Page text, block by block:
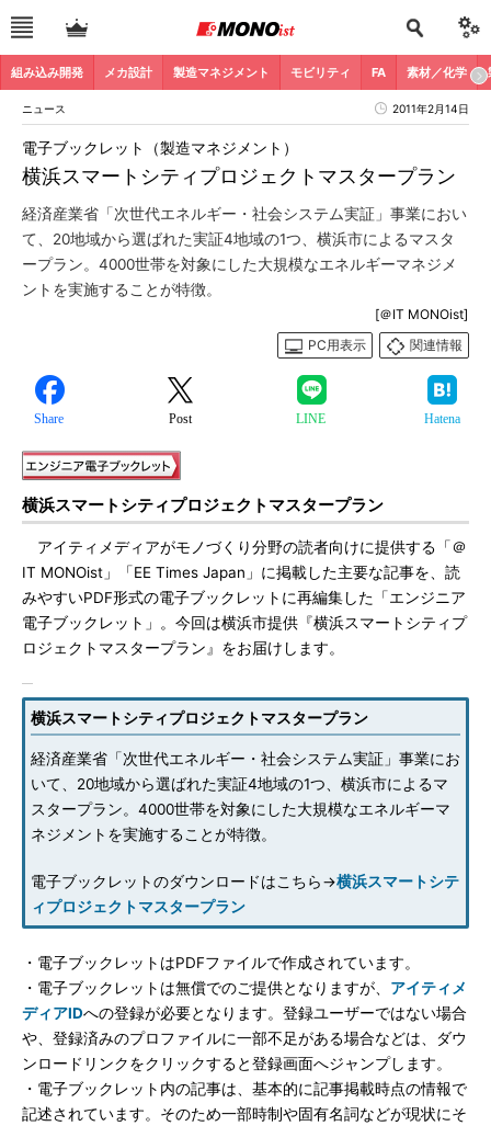
組み込み開発 メカ設計 製造マネジメント モビリティ FA 素材／化学
ニュース 2011年2月14日
横浜スマートシティプロジェクトマスタープラン
電子ブックレット（製造マネジメント）
経済産業省「次世代エネルギー・社会システム実証」事業におい
て、20地域から選ばれた実証4地域の1つ、横浜市によるマスタ
ープラン。4000世帯を対象にした大規模なエネルギーマネジメ
ントを実施することが特徴。
[＠IT MONOist]
PC用表示
関連情報
Share Post LINE Hatena
横浜スマートシティプロジェクトマスタープラン
アイティメディアがモノづくり分野の読者向けに提供する「＠
IT MONOist」「EE Times Japan」に掲載した主要な記事を、読
みやすいPDF形式の電子ブックレットに再編集した「エンジニア
電子ブックレット」。今回は横浜市提供『横浜スマートシティプ
ロジェクトマスタープラン』をお届けします。
横浜スマートシティプロジェクトマスタープラン
経済産業省「次世代エネルギー・社会システム実証」事業にお
いて、20地域から選ばれた実証4地域の1つ、横浜市によるマ
スタープラン。4000世帯を対象にした大規模なエネルギーマ
ネジメントを実施することが特徴。
電子ブックレットのダウンロードはこちら→横浜スマートシテ
ィプロジェクトマスタープラン
・電子ブックレットはPDFファイルで作成されています。
・電子ブックレットは無償でのご提供となりますが、 アイティメ
ディアIDへの登録が必要となります。登録ユーザーではない場合
や、登録済みのプロファイルに一部不足がある場合などは、ダウ
ンロードリンクをクリックすると登録画面へジャンプします。
・電子ブックレット内の記事は、基本的に記事掲載時点の情報で
記述されています。そのため一部時制や固有名詞などが現状にそ